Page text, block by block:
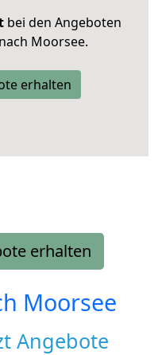
bei den Angeboten
Moorsee.
erhalten
erhalten
Moorsee
Angebote